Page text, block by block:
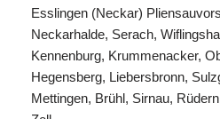
Esslingen (Neckar)
Neckarhalde, Serach,
Kennenburg, Krummenacker,
Hegensberg, Liebersbronn,
Mettingen, Brühl, Sirnau,